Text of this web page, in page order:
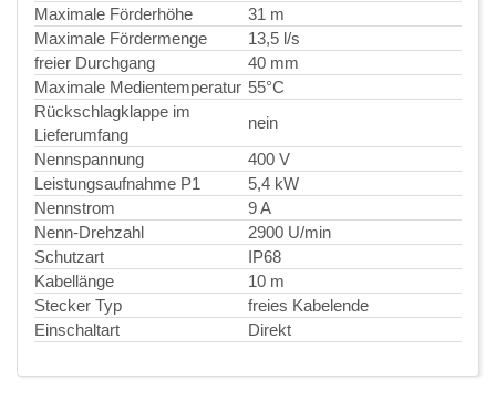
Maximale Förderhöhe
31 m
Maximale Fördermenge
13,5 l/s
freier Durchgang
40 mm
Maximale Medientemperatur 55°C
Rückschlagklappe im
Lieferumfang
nein
Nennspannung
400 V
Leistungsaufnahme P1
5,4 kW
Nennstrom
9 A
Nenn-Drehzahl
2900 U/min
Schutzart
IP68
Kabellänge
10 m
Stecker Typ
freies Kabelende
Einschaltart
Direkt